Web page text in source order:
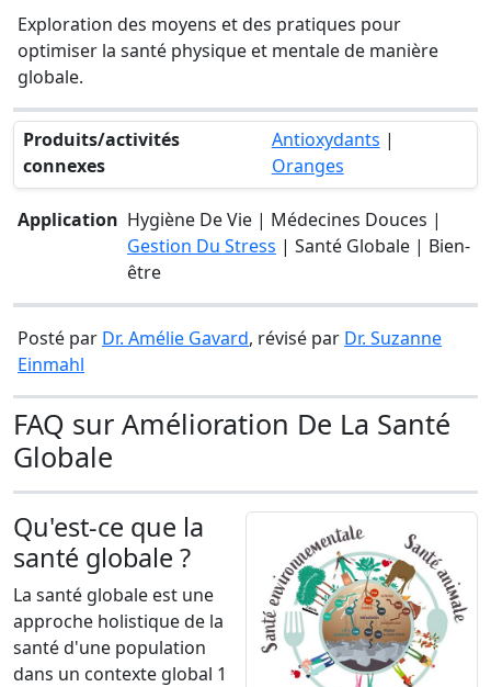
Exploration des moyens et des pratiques pour
optimiser la santé physique et mentale de manière
globale.
Produits/activités
connexes
Antioxydants |
Oranges
Application Hygiène De Vie | Médecines Douces |
Gestion Du Stress | Santé Globale | Bien-
être
Posté par Dr. Amélie Gavard, révisé par Dr. Suzanne
Einmahl
FAQ sur Amélioration De La Santé
Globale
Qu'est-ce que la
santé globale ?
La santé globale est une
approche holistique de la
santé d'une population
dans un contexte global 1